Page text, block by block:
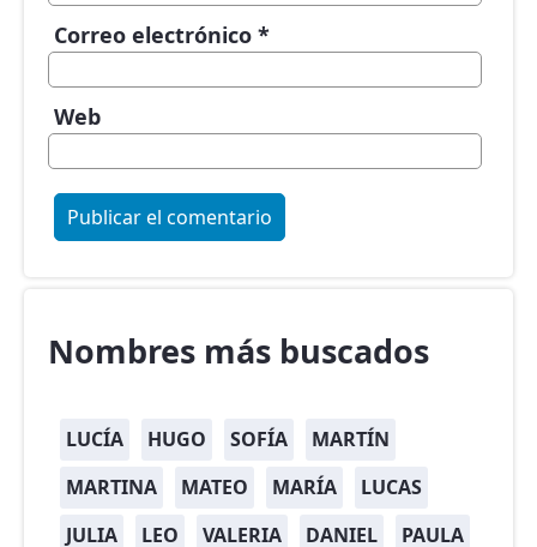
Correo electrónico *
Web
Nombres más buscados
LUCÍA HUGO SOFÍA
MARTÍN
MARTINA
MATEO MARÍA
LUCAS
JULIA
LEO VALERIA DANIEL PAULA